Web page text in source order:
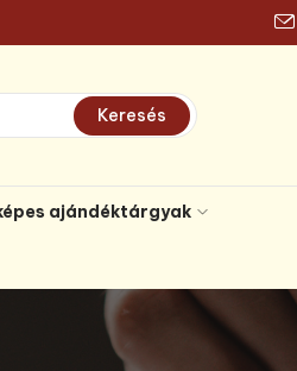
Keresés
ajándéktárgyak